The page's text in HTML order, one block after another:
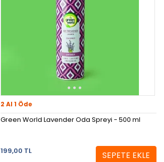
2 Al 1 Öde
Green World Lavender Oda Spreyi - 500 ml
199,00 TL SEPETE EKLE